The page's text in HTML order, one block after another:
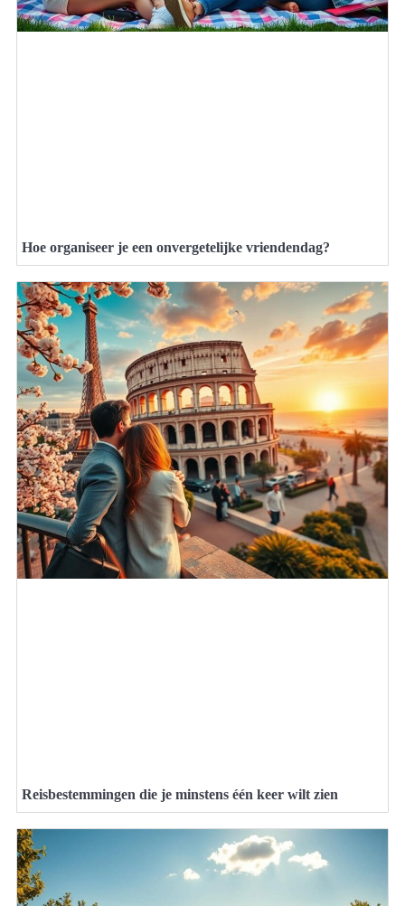
Hoe organiseer je een onvergetelijke vriendendag?
Reisbestemmingen die je minstens één keer wilt zien